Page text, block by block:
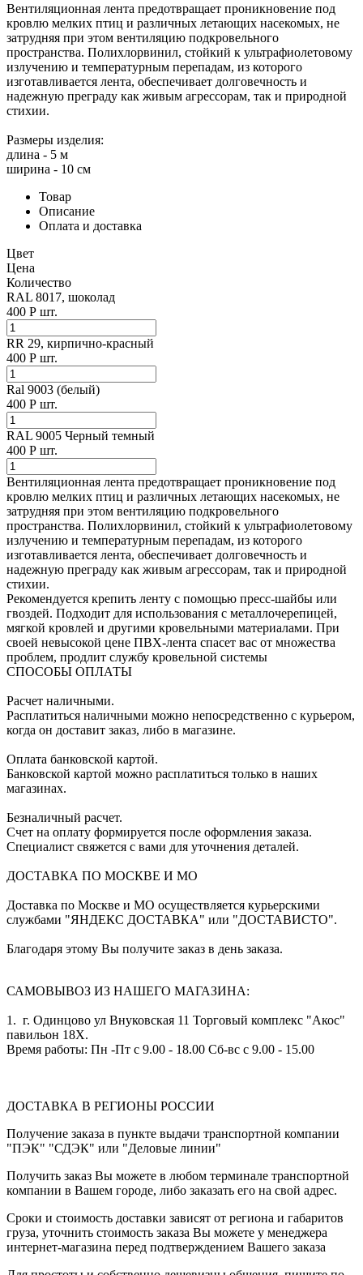
Вентиляционная лента предотвращает проникновение под
кровлю мелких птиц и различных летающих насекомых, не
затрудняя при этом вентиляцию подкровельного
пространства. Полихлорвинил, стойкий к ультрафиолетовому
излучению и температурным перепадам, из которого
изготавливается лента, обеспечивает долговечность и
надежную преграду как живым агрессорам, так и природной
стихии.
Размеры изделия:
длина - 5 м
ширина - 10 см
Товар
Описание
Оплата и доставка
Цвет
Цена
Количество
RAL 8017, шоколад
400 Р шт.
RR 29, кирпично-красный
400 Р шт.
Ral 9003 (белый)
400 Р шт.
RAL 9005 Черный темный
400 Р шт.
Вентиляционная лента предотвращает проникновение под
кровлю мелких птиц и различных летающих насекомых, не
затрудняя при этом вентиляцию подкровельного
пространства. Полихлорвинил, стойкий к ультрафиолетовому
излучению и температурным перепадам, из которого
изготавливается лента, обеспечивает долговечность и
надежную преграду как живым агрессорам, так и природной
стихии.
Рекомендуется крепить ленту с помощью пресс-шайбы или
гвоздей. Подходит для использования с металлочерепицей,
мягкой кровлей и другими кровельными материалами. При
своей невысокой цене ПВХ-лента спасет вас от множества
проблем, продлит службу кровельной системы
СПОСОБЫ ОПЛАТЫ
Расчет наличными.
Расплатиться наличными можно непосредственно с курьером,
когда он доставит заказ, либо в магазине.
Оплата банковской картой.
Банковской картой можно расплатиться только в наших
магазинах.
Безналичный расчет.
Счет на оплату формируется после оформления заказа.
Специалист свяжется с вами для уточнения деталей.
ДОСТАВКА ПО МОСКВЕ И МО
Доставка по Москве и МО осуществляется курьерскими
службами "ЯНДЕКС ДОСТАВКА" или "ДОСТАВИСТО".
Благодаря этому Вы получите заказ в день заказа.
САМОВЫВОЗ ИЗ НАШЕГО МАГАЗИНА:
1. г. Одинцово ул Внуковская 11 Торговый комплекс "Акос"
павильон 18Х.
Время работы: Пн -Пт с 9.00 - 18.00 Сб-вс с 9.00 - 15.00
ДОСТАВКА В РЕГИОНЫ РОССИИ
Получение заказа в пункте выдачи транспортной компании
"ПЭК" "СДЭК" или "Деловые линии"
Получить заказ Вы можете в любом терминале транспортной
компании в Вашем городе, либо заказать его на свой адрес.
Сроки и стоимость доставки зависят от региона и габаритов
груза, уточнить стоимость заказа Вы можете у менеджера
интернет-магазина перед подтверждением Вашего заказа